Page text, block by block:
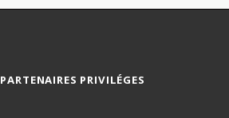
PRIVILÉGES